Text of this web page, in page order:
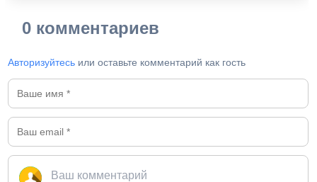
0 комментариев
Авторизуйтесь или оставьте комментарий как гость